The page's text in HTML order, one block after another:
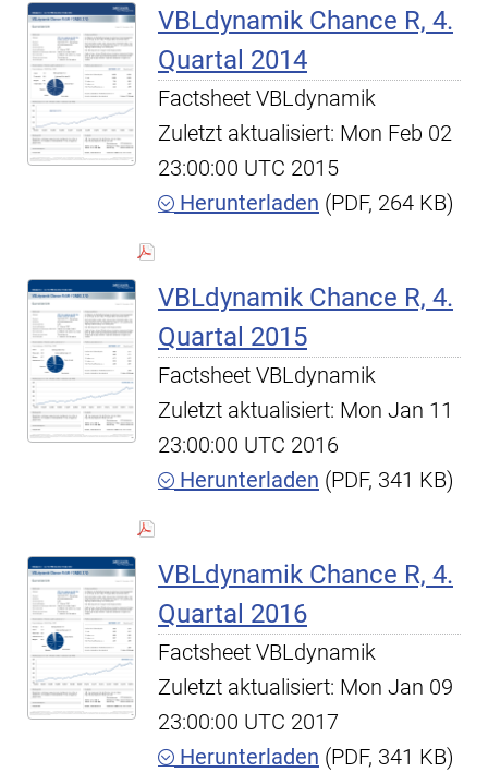
VBLdynamik Chance R, 4.
Quartal 2014
Factsheet VBLdynamik
Zuletzt aktualisiert: Mon Feb 02
23:00:00 UTC 2015
Herunterladen (PDF, 264 KB)
VBLdynamik Chance R, 4.
Quartal 2015
Factsheet VBLdynamik
Zuletzt aktualisiert: Mon Jan 11
23:00:00 UTC 2016
Herunterladen (PDF, 341 KB)
VBLdynamik Chance R, 4.
Quartal 2016
Factsheet VBLdynamik
Zuletzt aktualisiert: Mon Jan 09
23:00:00 UTC 2017
Herunterladen (PDF, 341 KB)